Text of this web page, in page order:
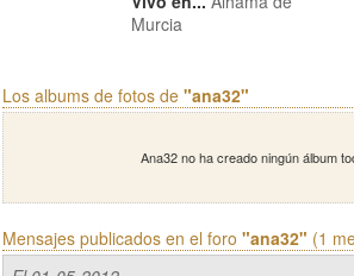
Murcia
Los albums de fotos de "ana32"
Ana32 no ha creado ningún álbum
Mensajes publicados en el foro "ana32" (1